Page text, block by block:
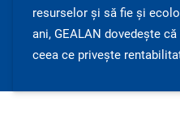
resurselor și să fie și
ani, GEALAN dovedește
ceea ce privește